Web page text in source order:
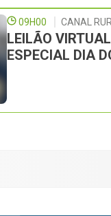
09H00 CANAL
LEILÃO
ESPECIAL DIA